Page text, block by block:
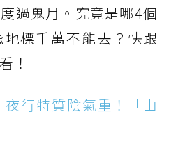
過鬼月。究竟是哪4個
標千萬不能去？快跟
！
行特質陰氣重！「山